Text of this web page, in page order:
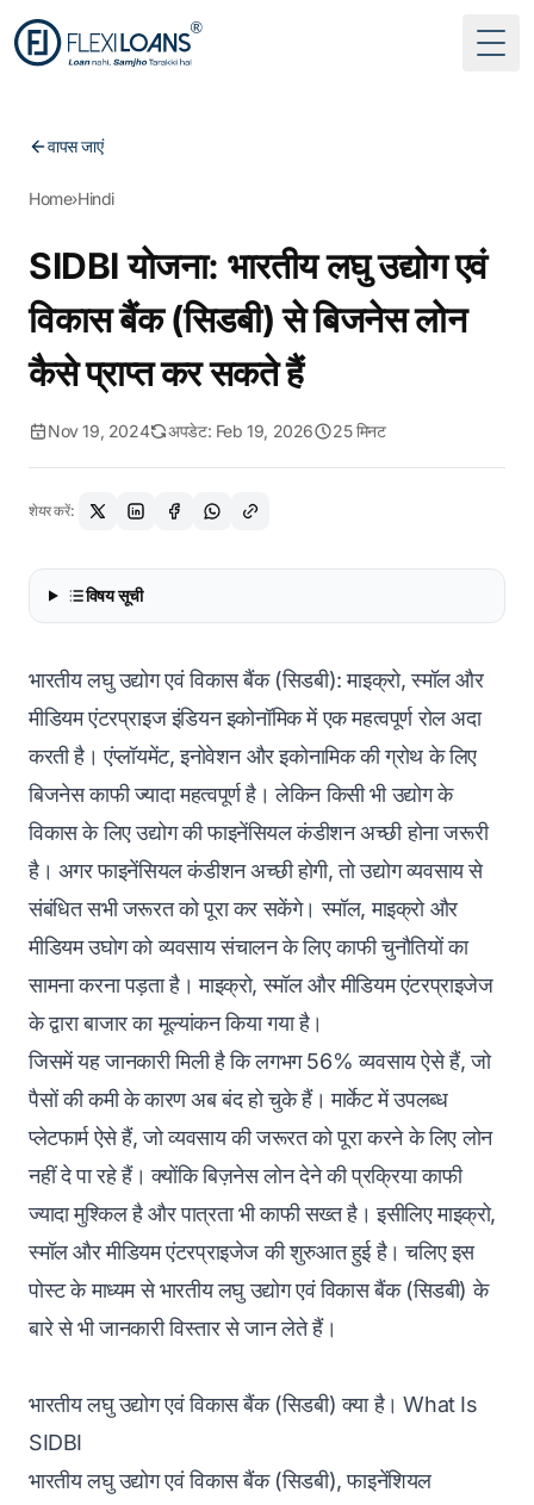
वापस जाएं
Home›Hindi
SIDBI योजना: भारतीय लघु उद्योग एवं
विकास बैंक (सिडबी) से बिजनेस लोन
कैसे प्राप्त कर सकते हैं
Nov 19, 2024 अपडेट: Feb 19, 2026 25 मिनट
शेयर करें:
विषय सूची
भारतीय लघु उद्योग एवं विकास बैंक (सिडबी): माइक्रो, स्मॉल और
मीडियम एंटरप्राइज इंडियन इकोनॉमिक में एक महत्वपूर्ण रोल अदा
करती है। एंप्लॉयमेंट, इनोवेशन और इकोनामिक की ग्रोथ के लिए
बिजनेस काफी ज्यादा महत्वपूर्ण है। लेकिन किसी भी उद्योग के
विकास के लिए उद्योग की फाइनेंसियल कंडीशन अच्छी होना जरूरी
है। अगर फाइनेंसियल कंडीशन अच्छी होगी, तो उद्योग व्यवसाय से
संबंधित सभी जरूरत को पूरा कर सकेंगे। स्मॉल, माइक्रो और
मीडियम उघोग को व्यवसाय संचालन के लिए काफी चुनौतियों का
सामना करना पड़ता है। माइक्रो, स्मॉल और मीडियम एंटरप्राइजेज
के द्वारा बाजार का मूल्यांकन किया गया है।
जिसमें यह जानकारी मिली है कि लगभग 56% व्यवसाय ऐसे हैं, जो
पैसों की कमी के कारण अब बंद हो चुके हैं। मार्केट में उपलब्ध
प्लेटफार्म ऐसे हैं, जो व्यवसाय की जरूरत को पूरा करने के लिए लोन
नहीं दे पा रहे हैं। क्योंकि बिज़नेस लोन देने की प्रक्रिया काफी
ज्यादा मुश्किल है और पात्रता भी काफी सख्त है। इसीलिए माइक्रो,
स्मॉल और मीडियम एंटरप्राइजेज की शुरुआत हुई है। चलिए इस
पोस्ट के माध्यम से भारतीय लघु उद्योग एवं विकास बैंक (सिडबी) के
बारे से भी जानकारी विस्तार से जान लेते हैं।
भारतीय लघु उद्योग एवं विकास बैंक (सिडबी) क्या है। What Is
SIDBI
भारतीय लघु उद्योग एवं विकास बैंक (सिडबी), फाइनेंशियल